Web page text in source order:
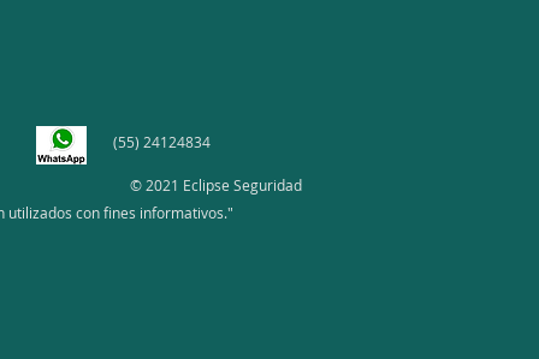
(55) 24124834
© 2021 Eclipse Seguridad
utilizados con fines informativos."